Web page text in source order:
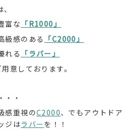
富な 「R1000」
級感のある 「C2000」
れる 「ラバー」
意しております。
・・
感重視のC2000、でもアウトドア
ジはラバーを！！